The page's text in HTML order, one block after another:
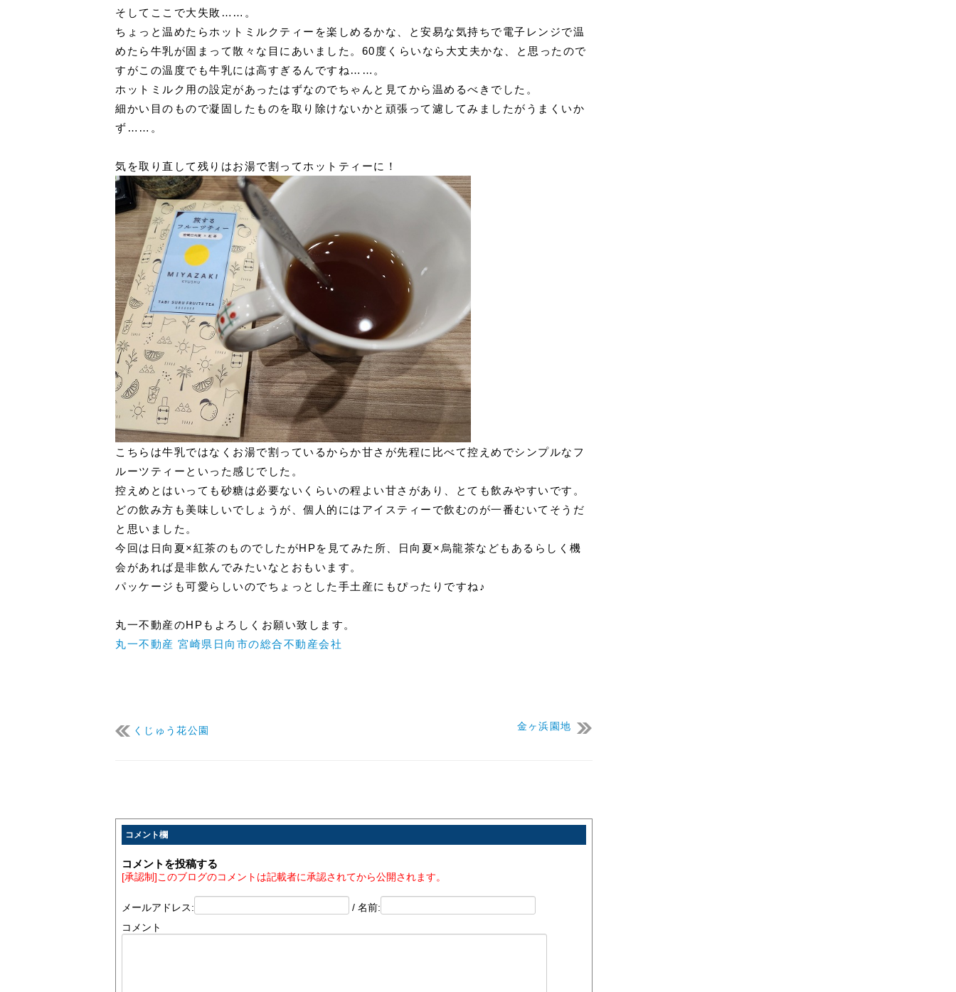
そしてここで大失敗……。
ちょっと温めたらホットミルクティーを楽しめるかな、と安易な気持ちで電子レンジで温
めたら牛乳が固まって散々な目にあいました。60度くらいなら大丈夫かな、と思ったので
すがこの温度でも牛乳には高すぎるんですね……。
ホットミルク用の設定があったはずなのでちゃんと見てから温めるべきでした。
細かい目のもので凝固したものを取り除けないかと頑張って濾してみましたがうまくいか
ず……。
気を取り直して残りはお湯で割ってホットティーに！
こちらは牛乳ではなくお湯で割っているからか甘さが先程に比べて控えめでシンプルなフ
ルーツティーといった感じでした。
控えめとはいっても砂糖は必要ないくらいの程よい甘さがあり、とても飲みやすいです。
どの飲み方も美味しいでしょうが、個人的にはアイスティーで飲むのが一番むいてそうだ
と思いました。
今回は日向夏×紅茶のものでしたがHPを見てみた所、日向夏×烏龍茶などもあるらしく機
会があれば是非飲んでみたいなとおもいます。
パッケージも可愛らしいのでちょっとした手土産にもぴったりですね♪
丸一不動産のHPもよろしくお願い致します。
丸一不動産 宮崎県日向市の総合不動産会社
くじゅう花公園 金ヶ浜園地
コメント欄
コメントを投稿する
[承認制]このブログのコメントは記載者に承認されてから公開されます。
メールアドレス:
/ 名前:
コメント